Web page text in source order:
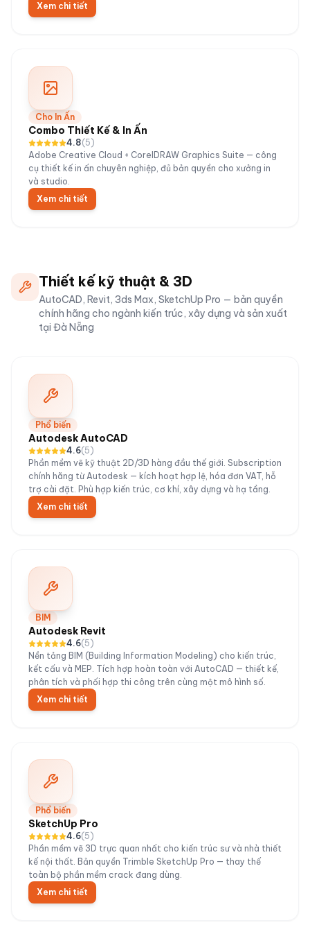
Xem chi tiết
Cho In Ấn
Combo Thiết Kế & In Ấn
4.8(5)
Adobe Creative Cloud + CorelDRAW Graphics Suite — công
cụ thiết kế in ấn chuyên nghiệp, đủ bản quyền cho xưởng in
và studio.
Xem chi tiết
Thiết kế kỹ thuật & 3D
AutoCAD, Revit, 3ds Max, SketchUp Pro — bản quyền
chính hãng cho ngành kiến trúc, xây dựng và sản xuất
tại Đà Nẵng
Phổ biến
Autodesk AutoCAD
4.6(5)
Phần mềm vẽ kỹ thuật 2D/3D hàng đầu thế giới. Subscription
chính hãng từ Autodesk — kích hoạt hợp lệ, hóa đơn VAT, hỗ
trợ cài đặt. Phù hợp kiến trúc, cơ khí, xây dựng và hạ tầng.
Xem chi tiết
BIM
Autodesk Revit
4.6(5)
Nền tảng BIM (Building Information Modeling) cho kiến trúc,
kết cấu và MEP. Tích hợp hoàn toàn với AutoCAD — thiết kế,
phân tích và phối hợp thi công trên cùng một mô hình số.
Xem chi tiết
Phổ biến
SketchUp Pro
4.6(5)
Phần mềm vẽ 3D trực quan nhất cho kiến trúc sư và nhà thiết
kế nội thất. Bản quyền Trimble SketchUp Pro — thay thế
toàn bộ phần mềm crack đang dùng.
Xem chi tiết